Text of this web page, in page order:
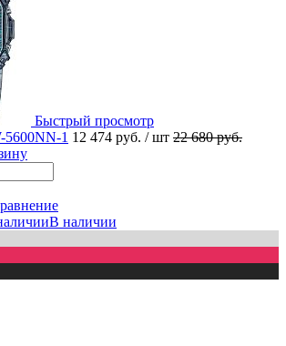
Быстрый просмотр
5600NN-1 12 474 руб. / шт 22 680 руб.
В наличии